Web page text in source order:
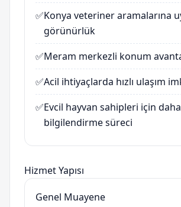
✅Konya veteriner aramalarına
görünürlük
✅Meram merkezli konum
✅Acil ihtiyaçlarda hızlı ulaşım
✅Evcil hayvan sahipleri için daha
bilgilendirme süreci
Hizmet Yapısı
Genel Muayene